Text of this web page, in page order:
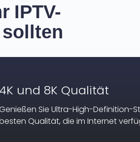
IPTV-
4K und 8K Qualität
Sie Ultra-High-Definition-
Qualität, die im Internet